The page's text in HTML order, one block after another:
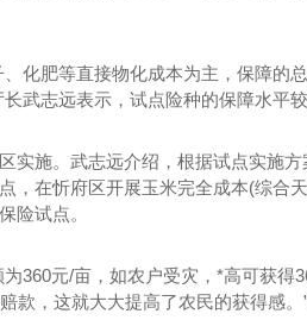
肥等直接物化成本为主，保障的
武志远表示，试点险种的保障水平
施。武志远介绍，根据试点实施方
，在忻府区开展玉米完全成本(综合
险试点。
元/亩，如农户受灾，*高可获得
款，这就大大提高了农民的获得感。”